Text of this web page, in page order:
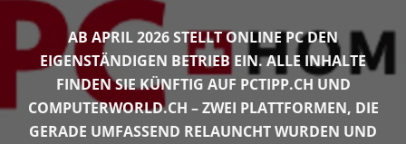
AB APRIL 2026 STELLT ONLINE PC DEN
EIGENSTÄNDIGEN BETRIEB EIN. ALLE INHALTE
FINDEN SIE KÜNFTIG AUF PCTIPP.CH UND
COMPUTERWORLD.CH – ZWEI PLATTFORMEN, DIE
GERADE UMFASSEND RELAUNCHT WURDEN UND